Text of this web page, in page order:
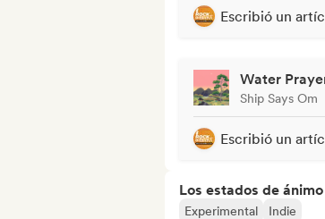
Escribió un
Water
Ship Says Om
Escribió un
Los estados de
Experimental Indie